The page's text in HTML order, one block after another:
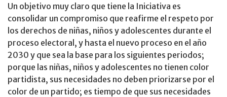
Un objetivo muy claro que tiene la Iniciativa es
consolidar un compromiso que reafirme el respeto por
los derechos de niñas, niños y adolescentes durante el
proceso electoral, y hasta el nuevo proceso en el año
2030 y que sea la base para los siguientes periodos;
porque las niñas, niños y adolescentes no tienen color
partidista, sus necesidades no deben priorizarse por el
color de un partido; es tiempo de que sus necesidades